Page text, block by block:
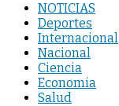
NOTICIAS
Deportes
Internacional
Nacional
Ciencia
Economia
Salud